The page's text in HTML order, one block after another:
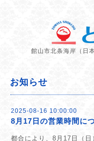
館山市北条海岸（日
お知らせ
2025-08-16 10:00:00
8月17日の営業時間に
都合により、8月17日（